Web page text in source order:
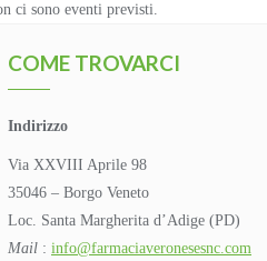
ci sono eventi previsti.
COME TROVARCI
Indirizzo
Via XXVIII Aprile 98
35046 – Borgo Veneto
Loc. Santa Margherita d’Adige (PD)
Mail : info@farmaciaveronesesnc.com